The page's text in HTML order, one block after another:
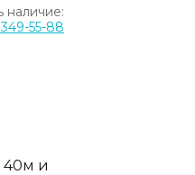
наличие:
55-88
40м и